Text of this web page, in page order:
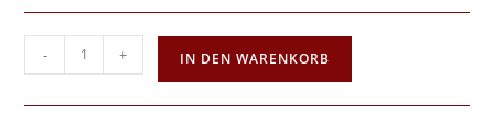
- + IN DEN WARENKORB